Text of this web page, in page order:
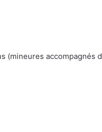
(mineures accompagnés